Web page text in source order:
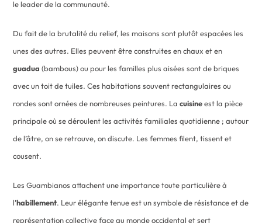
le leader de la communauté.
Du fait de la brutalité du relief, les maisons sont plutôt espacées les
unes des autres. Elles peuvent être construites en chaux et en
guadua (bambous) ou pour les familles plus aisées sont de briques
avec un toit de tuiles. Ces habitations souvent rectangulaires ou
rondes sont ornées de nombreuses peintures. Lacuisineest la pièce
principale où se déroulent les activités familiales quotidienne ; autour
de l’âtre, on se retrouve, on discute. Les femmes filent, tissent et
cousent.
Les Guambianos attachent une importance toute particulière à
l’habillement. Leur élégante tenue est un symbole de résistance et de
représentation collective face au monde occidental et sert